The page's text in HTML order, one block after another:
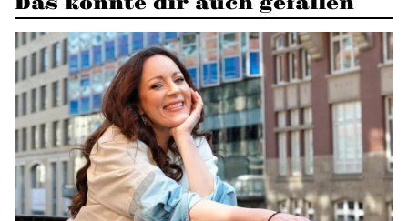
Das könnte dir auch gefallen